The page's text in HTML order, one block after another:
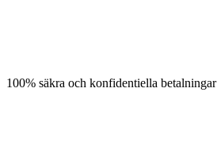
100% säkra och konfidentiella betalningar